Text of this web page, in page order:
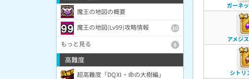
ガーネ
アメジ
シトリ
魔王の地図の概要
魔王の地図(Lv99)攻略情報
10
もっと見る 8
高難度
超高難度「DQⅪ・命の大樹編」